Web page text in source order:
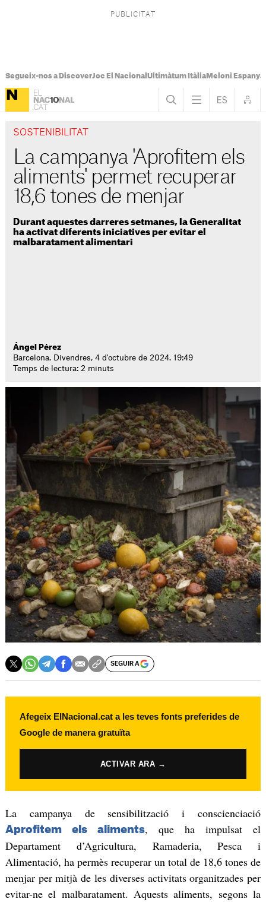
Segueix-nos a DiscoverJoc El Nacional Ultimàtum ItàliaMeloni Espanya
SOSTENIBILITAT
La campanya 'Aprofitem els
aliments' permet recuperar
18,6 tones de menjar
Durant aquestes darreres setmanes, la Generalitat
ha activat diferents iniciatives per evitar el
malbaratament alimentari
Ángel Pérez
Barcelona. Divendres, 4 d'octubre de 2024. 19:49
Temps de lectura: 2 minuts
SEGUIR A
Afegeix ElNacional.cat a les teves fonts preferides de
Google de manera gratuïta
ACTIVAR ARA →
La campanya de sensibilització i conscienciació
Aprofitem els aliments, que ha impulsat el
Departament d’Agricultura, Ramaderia, Pesca i
Alimentació, ha permès recuperar un total de 18,6 tones de
menjar per mitjà de les diverses activitats organitzades per
evitar-ne el malbaratament. Aquests aliments, segons la